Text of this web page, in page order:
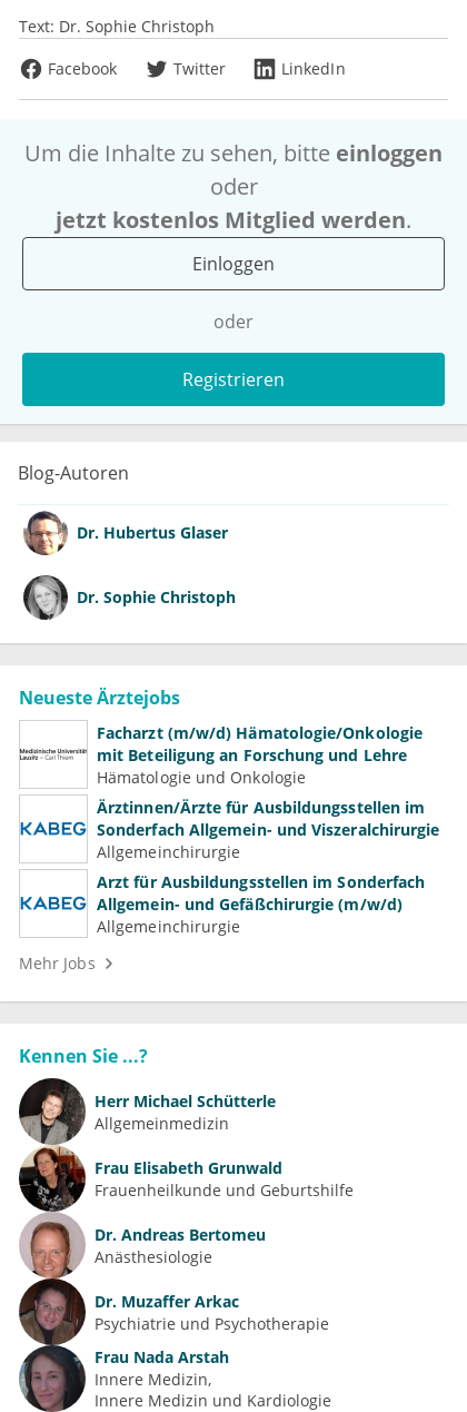
Text: Dr. Sophie Christoph
Facebook
Twitter LinkedIn
Um die Inhalte zu sehen, bitte einloggen
oder
jetzt kostenlos Mitglied werden.
Einloggen
oder
Registrieren
Blog-Autoren
Dr. Hubertus Glaser
Dr. Sophie Christoph
Neueste Ärztejobs
Facharzt (m/w/d) Hämatologie/Onkologie
mit Beteiligung an Forschung und Lehre
Hämatologie und Onkologie
Ärztinnen/Ärzte für Ausbildungsstellen im
Sonderfach Allgemein- und Viszeralchirurgie
Allgemeinchirurgie
Arzt für Ausbildungsstellen im Sonderfach
Allgemein- und Gefäßchirurgie (m/w/d)
Allgemeinchirurgie
Mehr Jobs
Kennen Sie ...?
Herr Michael Schütterle
Allgemeinmedizin
Frau Elisabeth Grunwald
Frauenheilkunde und Geburtshilfe
Dr. Andreas Bertomeu
Anästhesiologie
Dr. Muzaffer Arkac
Psychiatrie und Psychotherapie
Frau Nada Arstah
Innere Medizin
Innere Medizin und Kardiologie